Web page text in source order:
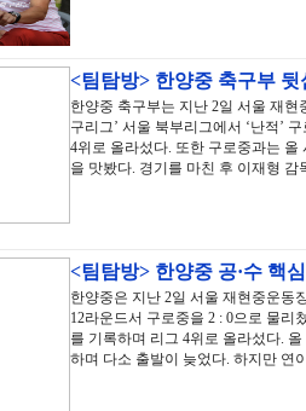
<팀탐방> 한양중 축구부
한양중 축구부는 지난 2일 서울 재현
구리그’ 서울 북부리그에서 ‘난적’
4위로 올라섰다. 또한 구로중과는
을 맛봤다. 경기를 마친 후 이재형
<팀탐방> 한양중 공·수 핵
한양중은 지난 2일 서울 재현중운동
12라운드서 구로중을 2 : 0으로 물리
를 기록하며 리그 4위로 올라섰다.
하며 다소 출발이 늦었다. 하지만 연